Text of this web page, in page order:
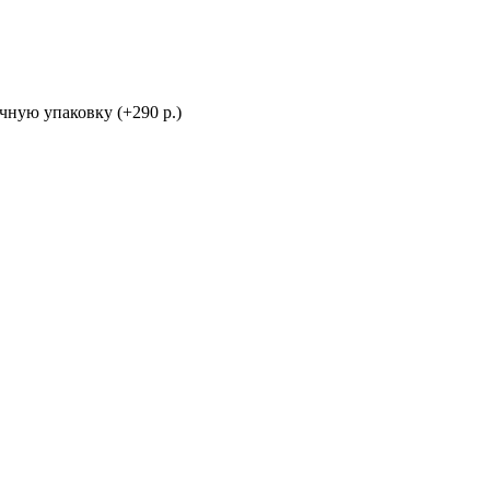
упаковку (+290 р.)